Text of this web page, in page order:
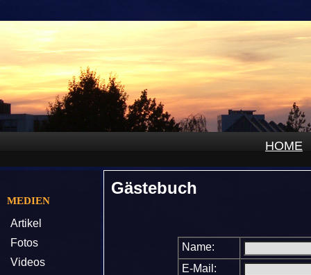
HOME
MEDIEN
Artikel
Fotos
Videos
Gästebuch
Name:
E-Mail: